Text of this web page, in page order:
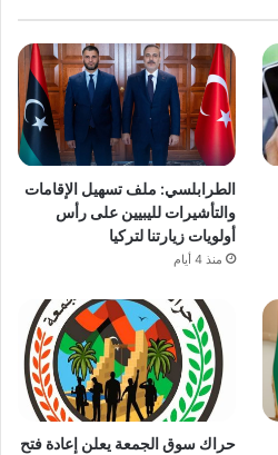
الطرابلسي: ملف تسهيل الإقامات
والتأشيرات لليبيين على رأس
أولويات زيارتنا لتركيا
منذ 4 أيام
حراك سوق الجمعة يعلن إعادة فتح